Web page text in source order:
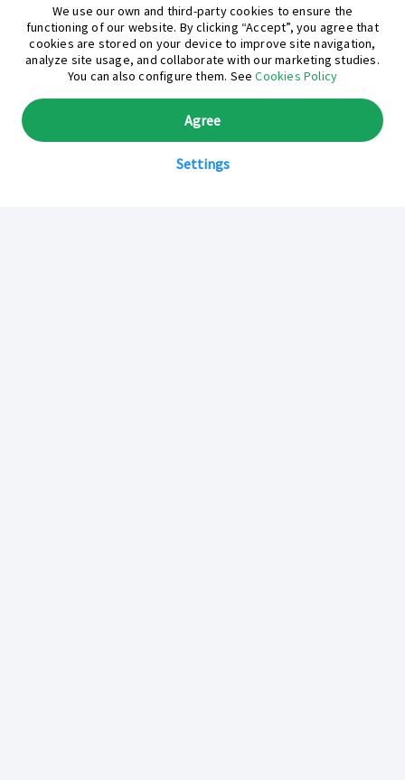
¿En qué podemos ayudarte hoy?
We use our own and third-party cookies to ensure the
functioning of our website. By clicking “Accept”, you agree that
cookies are stored on your device to improve site navigation,
analyze site usage, and collaborate with our marketing studies.
You can also configure them. SeeCookies Policy
Settings
Agree